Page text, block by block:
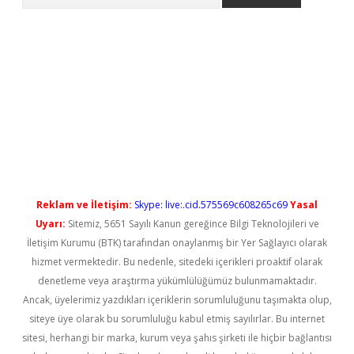
Reklam ve İletişim: Skype: live:.cid.575569c608265c69Yasal
Uyarı: Sitemiz, 5651 Sayılı Kanun gereğince Bilgi Teknolojileri ve
İletişim Kurumu (BTK) tarafından onaylanmış bir Yer Sağlayıcı olarak
hizmet vermektedir. Bu nedenle, sitedeki içerikleri proaktif olarak
denetleme veya araştırma yükümlülüğümüz bulunmamaktadır.
Ancak, üyelerimiz yazdıkları içeriklerin sorumluluğunu taşımakta olup,
siteye üye olarak bu sorumluluğu kabul etmiş sayılırlar. Bu internet
sitesi, herhangi bir marka, kurum veya şahıs şirketi ile hiçbir bağlantısı